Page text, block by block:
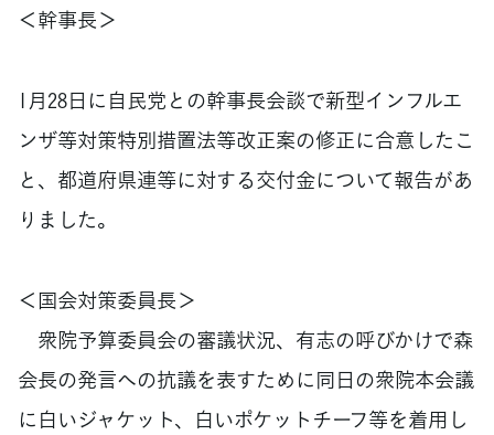
＜幹事長＞
1月28日に自民党との幹事長会談で新型インフルエ
ンザ等対策特別措置法等改正案の修正に合意したこ
と、都道府県連等に対する交付金について報告があ
りました。
＜国会対策委員長＞
衆院予算委員会の審議状況、有志の呼びかけで森
会長の発言への抗議を表すために同日の衆院本会議
に白いジャケット、白いポケットチーフ等を着用し